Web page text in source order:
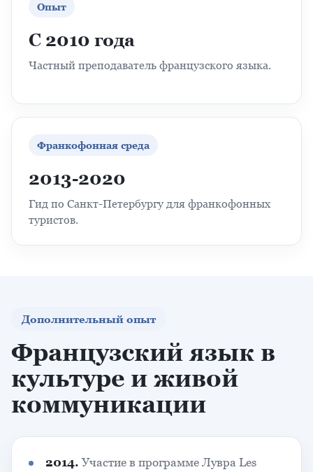
Опыт
С 2010 года
Частный преподаватель французского языка.
Франкофонная среда
2013-2020
Гид по Санкт-Петербургу для франкофонных
туристов.
Дополнительный опыт
Французский язык в
культуре и живой
коммуникации
2014. Участие в программе Лувра Les